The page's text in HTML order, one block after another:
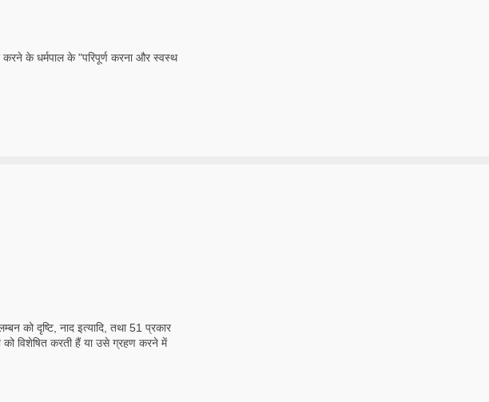
करने के धर्मपाल के "परिपूर्ण करना और स्वस्थ
को दृष्टि, नाद इत्यादि, तथा 51 प्रकार
विशेषित करती हैं या उसे ग्रहण करने में